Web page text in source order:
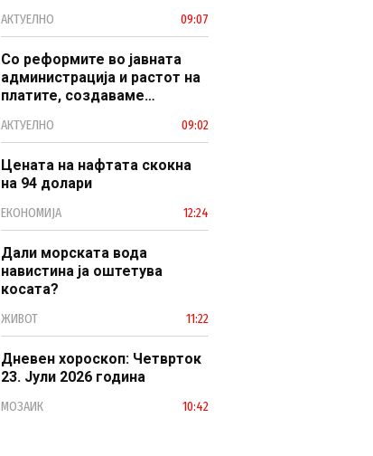
наследство
АКТУЕЛНО 09:07
Со реформите во јавната
администрација и растот на
платите, создаваме
модерен јавен сектор
АКТУЕЛНО 09:02
Цената на нафтата скокна
на 94 долари
ЕКОНОМИЈА 12:24
Дали морската вода
навистина ја оштетува
косата?
ЖИВОТ 11:22
Дневен хороскоп: Четврток
23. Јули 2026 година
МОЗАИК 10:42